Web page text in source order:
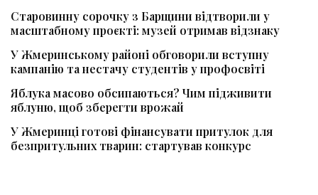
Старовинну сорочку з Барщини відтворили у
масштабному проєкті: музей отримав відзнаку
У Жмеринському районі обговорили вступну
кампанію та нестачу студентів у профосвіті
Яблука масово обсипаються? Чим підживити
яблуню, щоб зберегти врожай
У Жмеринці готові фінансувати притулок для
безпритульних тварин: стартував конкурс